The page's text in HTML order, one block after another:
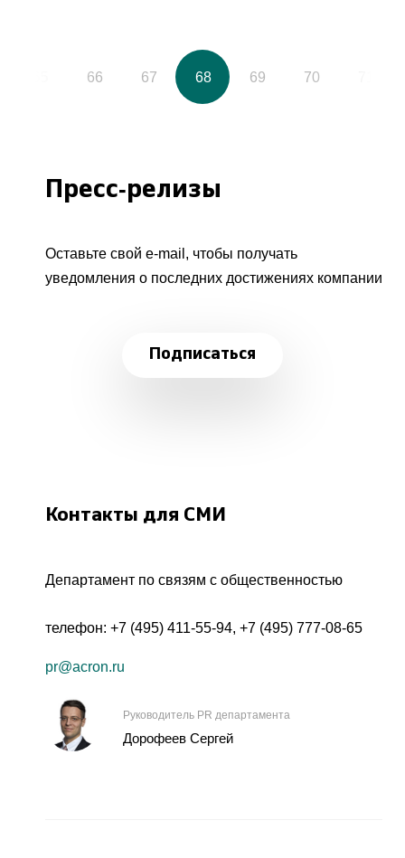
66 67 68 69 70
Пресс-релизы
Оставьте свой e-mail, чтобы получать
уведомления о последних достижениях компании
Подписаться
Контакты для СМИ
Департамент по связям с общественностью
телефон: +7 (495) 411-55-94, +7 (495) 777-08-65
pr@acron.ru
Руководитель PR департамента
Дорофеев Сергей